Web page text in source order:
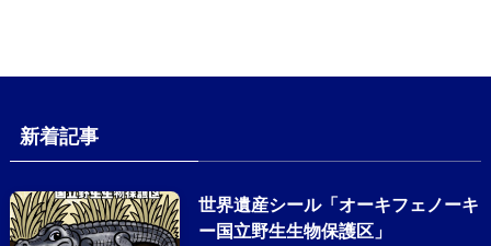
新着記事
世界遺産シール「オーキフェノーキ
ー国立野生生物保護区」